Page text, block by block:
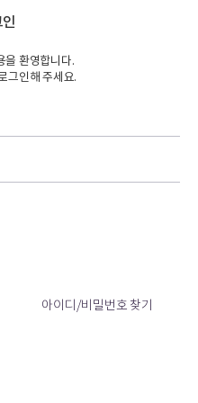
을 환영합니다.
그인해 주세요.
아이디/비밀번호 찾기